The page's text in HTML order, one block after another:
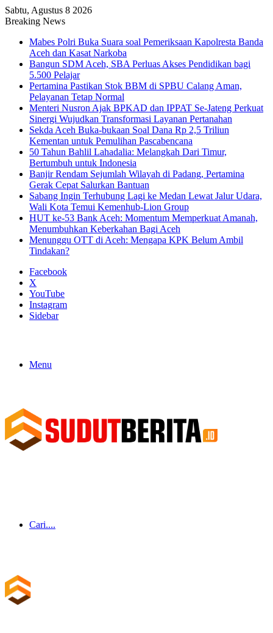
Sabtu, Agustus 8 2026
Breaking News
Mabes Polri Buka Suara soal Pemeriksaan Kapolresta Banda
Aceh dan Kasat Narkoba
Bangun SDM Aceh, SBA Perluas Akses Pendidikan bagi
5.500 Pelajar
Pertamina Pastikan Stok BBM di SPBU Calang Aman,
Pelayanan Tetap Normal
Menteri Nusron Ajak BPKAD dan IPPAT Se-Jateng Perkuat
Sinergi Wujudkan Transformasi Layanan Pertanahan
Sekda Aceh Buka-bukaan Soal Dana Rp 2,5 Triliun
Kementan untuk Pemulihan Pascabencana
50 Tahun Bahlil Lahadalia: Melangkah Dari Timur,
Bertumbuh untuk Indonesia
Banjir Rendam Sejumlah Wilayah di Padang, Pertamina
Gerak Cepat Salurkan Bantuan
Sabang Ingin Terhubung Lagi ke Medan Lewat Jalur Udara,
Wali Kota Temui Kemenhub-Lion Group
HUT ke-53 Bank Aceh: Momentum Memperkuat Amanah,
Menumbuhkan Keberkahan Bagi Aceh
Menunggu OTT di Aceh: Mengapa KPK Belum Ambil
Tindakan?
Facebook
X
YouTube
Instagram
Sidebar
Menu
Cari....